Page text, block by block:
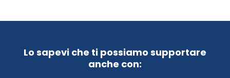
Lo sapevi che ti possiamo supportare
anche con: